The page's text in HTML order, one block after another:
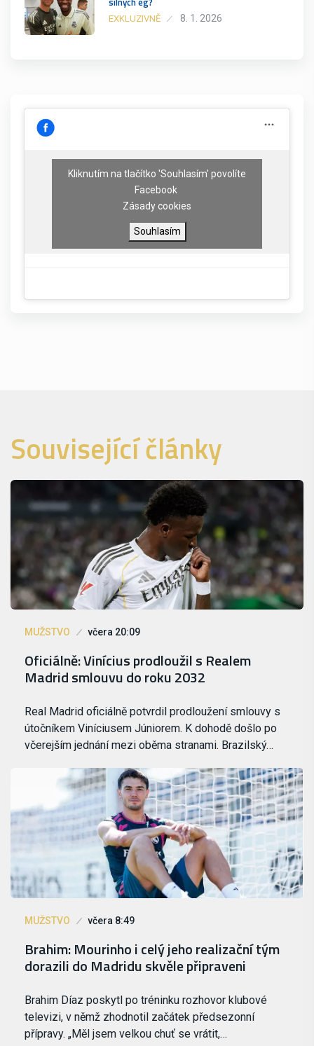
EXKLUZIVNĚ 8. 1. 2026
Kliknutím na tlačítko 'Souhlasím' povolíte
Facebook
Zásady cookies
Souhlasím
Související články
MUŽSTVO včera 20:09
Oficiálně: Vinícius prodloužil s Realem
Madrid smlouvu do roku 2032
Real Madrid oficiálně potvrdil prodloužení smlouvy s
útočníkem Viníciusem Júniorem. K dohodě došlo po
včerejším jednání mezi oběma stranami. Brazilský…
MUŽSTVO včera 8:49
Brahim: Mourinho i celý jeho realizační tým
dorazili do Madridu skvěle připraveni
Brahim Díaz poskytl po tréninku rozhovor klubové
televizi, v němž zhodnotil začátek předsezonní
přípravy. „Měl jsem velkou chuť se vrátit,…